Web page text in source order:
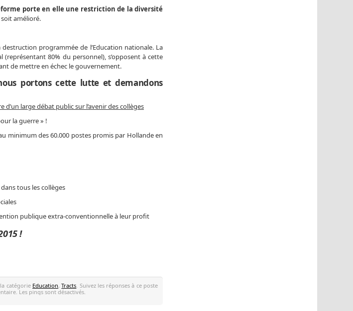
porte en elle une restriction de la diversité
soit amélioré.
programmée de l’Education nationale. La
80% du personnel), s’opposent à cette
de mettre en échec le gouvernement.
portons cette lutte et demandons
large débat public sur l’avenir des collèges
la guerre » !
des 60.000 postes promis par Hollande en
tous les collèges
publique extra-conventionnelle à leur profit
!
catégorie Education,Tracts. Suivez les réponses à ce poste
Les pings sont désactivés.